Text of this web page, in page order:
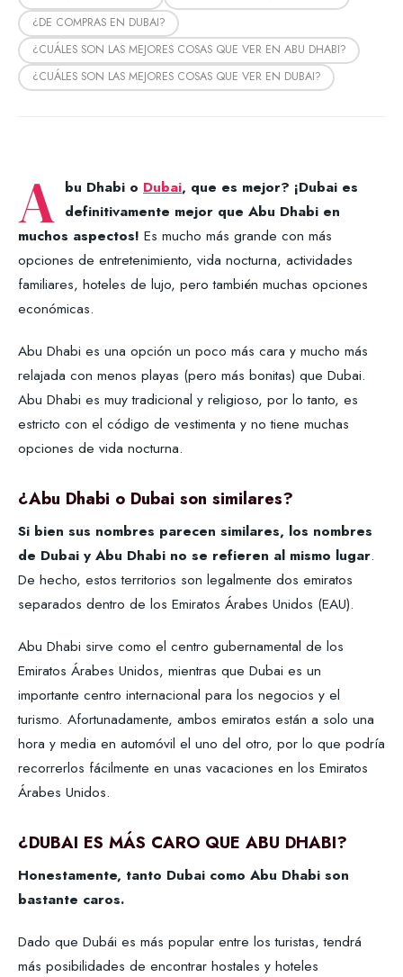
¿DE COMPRAS EN DUBAI?
¿CUÁLES SON LAS MEJORES COSAS QUE VER EN ABU DHABI?
¿CUÁLES SON LAS MEJORES COSAS QUE VER EN DUBAI?
A bu Dhabi o Dubai, que es mejor? ¡Dubai es
definitivamente mejor que Abu Dhabi en
muchos aspectos! Es mucho más grande con más
opciones de entretenimiento, vida nocturna, actividades
familiares, hoteles de lujo, pero también muchas opciones
económicas.
Abu Dhabi es una opción un poco más cara y mucho más
relajada con menos playas (pero más bonitas) que Dubai.
Abu Dhabi es muy tradicional y religioso, por lo tanto, es
estricto con el código de vestimenta y no tiene muchas
opciones de vida nocturna.
¿Abu Dhabi o Dubai son similares?
Si bien sus nombres parecen similares, los nombres
de Dubai y Abu Dhabi no se refieren al mismo lugar.
De hecho, estos territorios son legalmente dos emiratos
separados dentro de los Emiratos Árabes Unidos (EAU).
Abu Dhabi sirve como el centro gubernamental de los
Emiratos Árabes Unidos, mientras que Dubai es un
importante centro internacional para los negocios y el
turismo. Afortunadamente, ambos emiratos están a solo una
hora y media en automóvil el uno del otro, por lo que podría
recorrerlos fácilmente en unas vacaciones en los Emiratos
Árabes Unidos.
¿DUBAI ES MÁS CARO QUE ABU DHABI?
Honestamente, tanto Dubai como Abu Dhabi son
bastante caros.
Dado que Dubái es más popular entre los turistas, tendrá
más posibilidades de encontrar hostales y hoteles